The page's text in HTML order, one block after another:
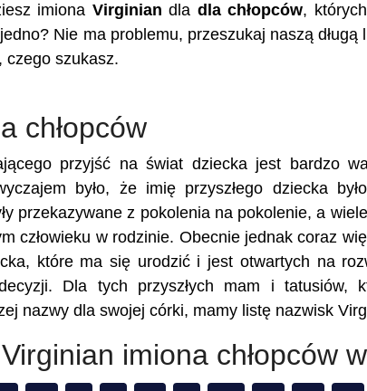
imiona Virginian dla dla chłopców,
Nie ma problemu, przeszukaj naszą długą
czego szukasz.
chłopców
przyjść na świat dziecka jest bardzo
było, że imię przyszłego dziecka
przekazywane z pokolenia na pokolenie, a
człowieku w rodzinie. Obecnie jednak coraz
które ma się urodzić i jest otwartych na
Dla tych przyszłych mam i tatusiów,
nazwy dla swojej córki, mamy listę nazwisk
imiona chłopców